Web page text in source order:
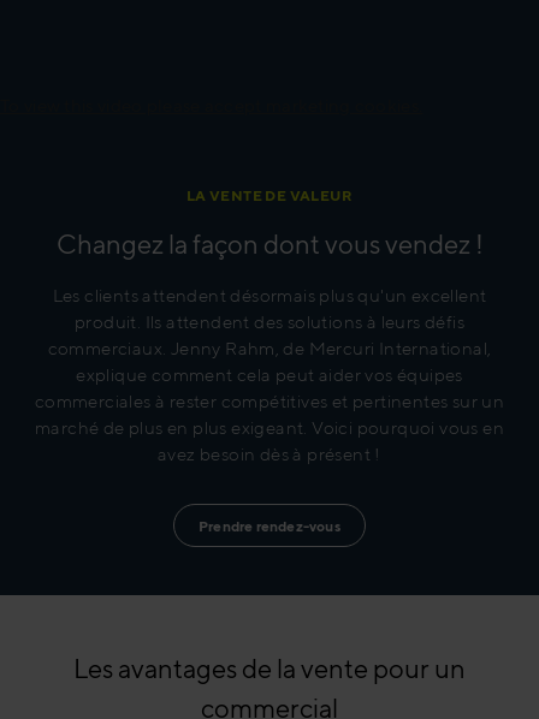
LA VENTE DE VALEUR
Changez la façon dont vous vendez !
Les clients attendent désormais plus qu'un excellent
produit. Ils attendent des solutions à leurs défis
commerciaux. Jenny Rahm, de Mercuri International,
explique comment cela peut aider vos équipes
commerciales à rester compétitives et pertinentes sur un
marché de plus en plus exigeant. Voici pourquoi vous en
avez besoin dès à présent !
Prendre rendez-vous
Les avantages de la vente pour un
commercial